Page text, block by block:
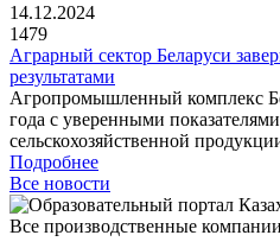
14.12.2024
1479
Аграрный сектор Беларуси
результатами
Агропромышленный комплекс
года с уверенными
сельскохозяйственной
Подробнее
Все новости
Все производственные